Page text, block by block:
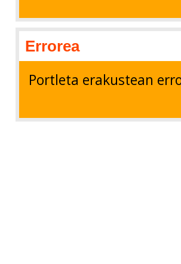
Errorea
Portleta erakustean